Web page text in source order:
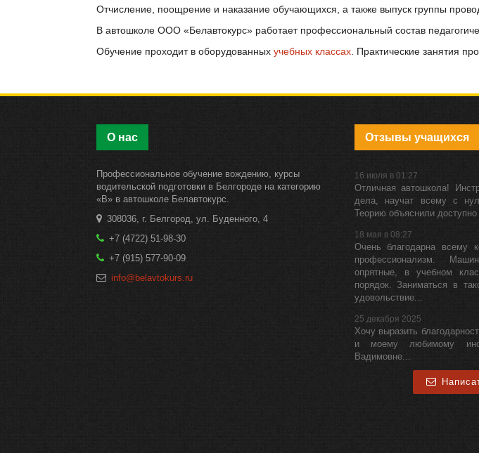
Отчисление, поощрение и наказание обучающихся, а также выпуск группы
В автошколе ООО «Белавтокурс» работает профессиональный состав
Обучение проходит в оборудованных учебных классах . Практические занятия
О нас
Профессиональное обучение вождению, курсы
водительской подготовки в Белгороде на категорию
«B» в автошколе Белавтокурс.
308036, г. Белгород, ул. Буденного, 4
+7 (4722) 51-98-30
+7 (915) 577-90-09
info@belavtokurs.ru
Отзывы учащихся
16 июля в 01:27
Отличная автошкола!
дела, научат всему с
Теорию объяснили
18 мая в 08:27
Очень благодарна всему
профессионализм.
опрятные, в учебном
порядок. Заниматься в
удовольствие...
25 декабря 2025
Хочу выразить
и моему любимому
Вадимовне...